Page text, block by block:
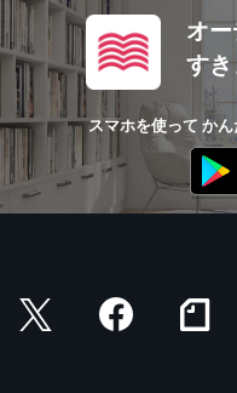
オ
す
スマホを使って か